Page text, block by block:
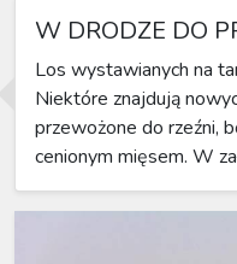
W DRODZE DO
Los wystawianych na
Niektóre znajdują
przewożone do rzeźni,
cenionym mięsem. W